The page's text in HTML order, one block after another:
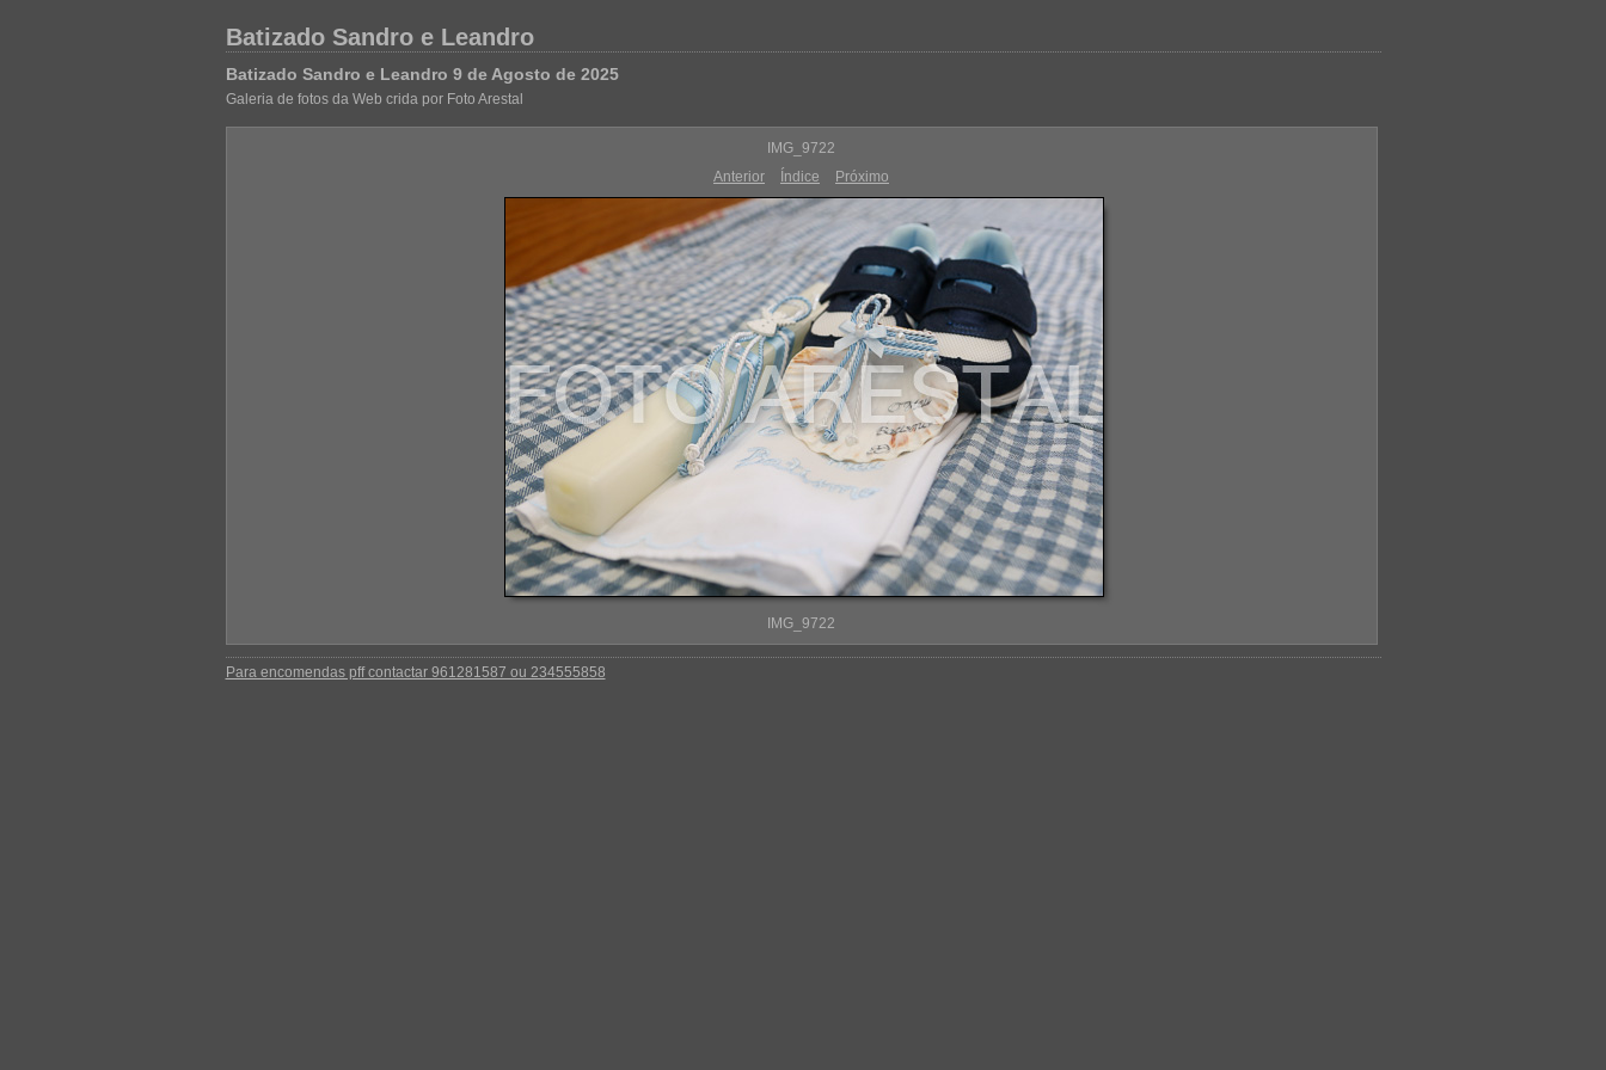
Batizado Sandro e Leandro
Batizado Sandro e Leandro 9 de Agosto de 2025
Galeria de fotos da Web crida por Foto Arestal
IMG_9722
Anterior
Índice Próximo
IMG_9722
Para encomendas pff contactar 961281587 ou 234555858